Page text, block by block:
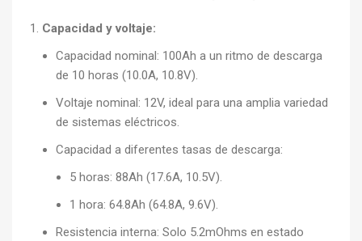
Capacidad y voltaje:
Capacidad nominal: 100Ah a un ritmo de descarga
de 10 horas (10.0A, 10.8V).
Voltaje nominal: 12V, ideal para una amplia variedad
de sistemas eléctricos.
Capacidad a diferentes tasas de descarga:
5 horas: 88Ah (17.6A, 10.5V).
1 hora: 64.8Ah (64.8A, 9.6V).
Resistencia interna: Solo 5.2mOhms en estado